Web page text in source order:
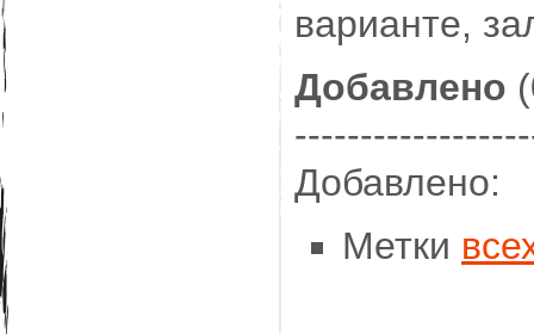
варианте,
Добавлено
Добавлено:
Метки